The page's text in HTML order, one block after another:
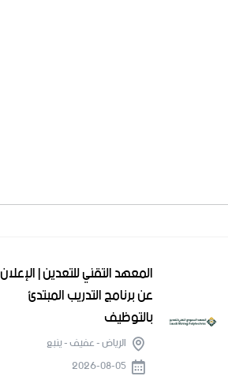
المعهد التقني للتعدين | الإعلان
عن برنامج التدريب المبتدئ
بالتوظيف
الرياض - عفيف - ينبع